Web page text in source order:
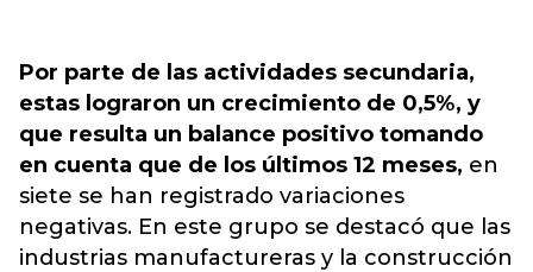
Por parte de las actividades secundaria,
estas lograron un crecimiento de 0,5%, y
que resulta un balance positivo tomando
en cuenta que de los últimos 12 meses, en
siete se han registrado variaciones
negativas. En este grupo se destacó que las
industrias manufactureras y la construcción